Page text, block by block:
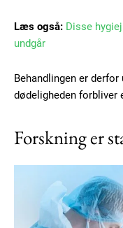
Læs også: Disse
undgår
Behandlingen er
dødeligheden
Forskning er